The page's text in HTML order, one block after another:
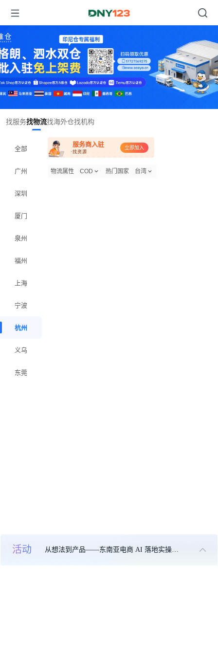
活动
找服务找物流找海外仓找机构
全部
广州
深圳
厦门
泉州
福州
上海
宁波
杭州
义乌
东莞
服务商入驻
·找资源
立即加入
物流属性 COD 热门国家 台湾